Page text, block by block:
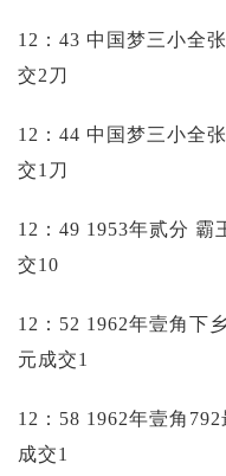
12：43 中国梦三小全
交2刀
12：44 中国梦三小全
交1刀
12：49 1953年贰分 霸
交10
12：52 1962年壹角下
元成交1
12：58 1962年壹角
成交1